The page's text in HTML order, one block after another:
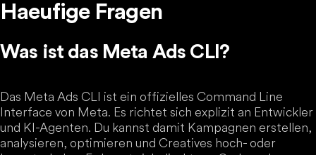
Haeufige Fragen
Was ist das Meta Ads CLI?
Das Meta Ads CLI ist ein offizielles Command Line
Interface von Meta. Es richtet sich explizit an Entwickler
und KI-Agenten. Du kannst damit Kampagnen erstellen,
analysieren, optimieren und Creatives hoch- oder